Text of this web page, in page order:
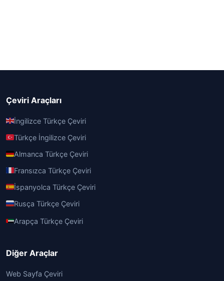
Çeviri Araçları
İngilizce Türkçe Çeviri
Türkçe İngilizce Çeviri
Almanca Türkçe Çeviri
Fransızca Türkçe Çeviri
İspanyolca Türkçe Çeviri
Rusça Türkçe Çeviri
Arapça Türkçe Çeviri
Diğer Araçlar
Web Sayfa Çeviri